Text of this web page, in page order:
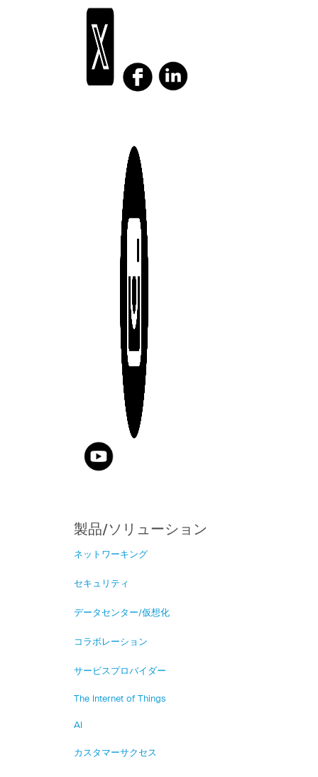
製品/ソリューション
ネットワーキング
セキュリティ
データセンター/仮想化
コラボレーション
サービスプロバイダー
The Internet of Things
AI
カスタマーサクセス